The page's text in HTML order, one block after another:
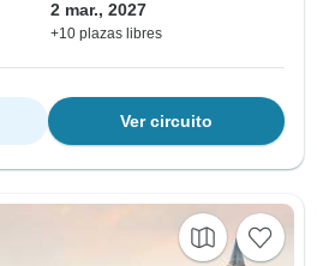
2 mar., 2027
+10 plazas libres
Ver circuito